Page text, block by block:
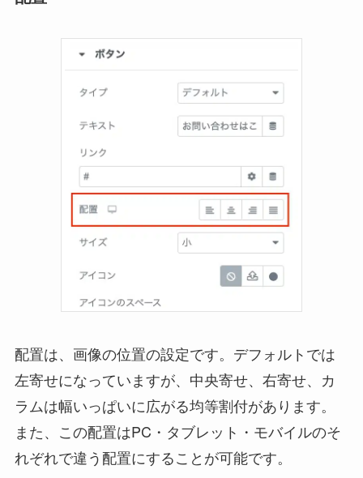
配置は、画像の位置の設定です。デフォルトでは
左寄せになっていますが、中央寄せ、右寄せ、カ
ラムは幅いっぱいに広がる均等割付があります。
また、この配置はPC・タブレット・モバイルのそ
れぞれで違う配置にすることが可能です。